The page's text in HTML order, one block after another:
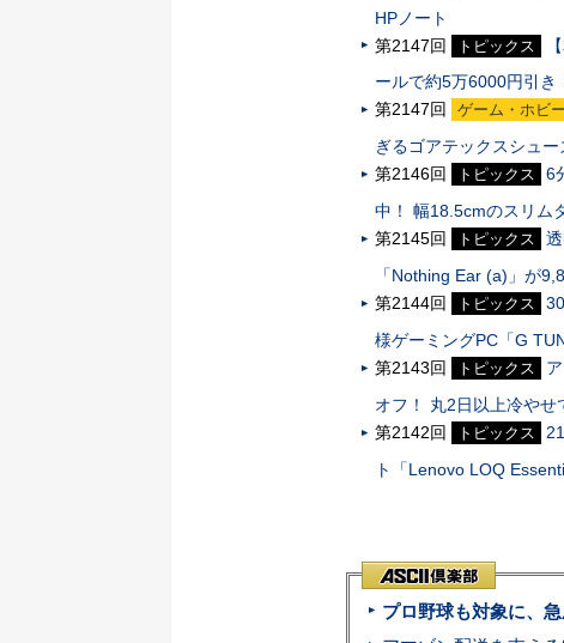
HPノート
第2147回
トピックス
ールで約5万6000円引き
第2147回
ゲーム・ホビー
ぎるゴアテックスシュ
第2146回
トピックス
6
中！ 幅18.5cmのスリム
第2145回
トピックス
「Nothing Ear (a)」が
第2144回
トピックス
様ゲーミングPC「G
第2143回
トピックス
オフ！ 丸2日以上冷や
第2142回
トピックス
ト「Lenovo LOQ
プロ野球も対象に、